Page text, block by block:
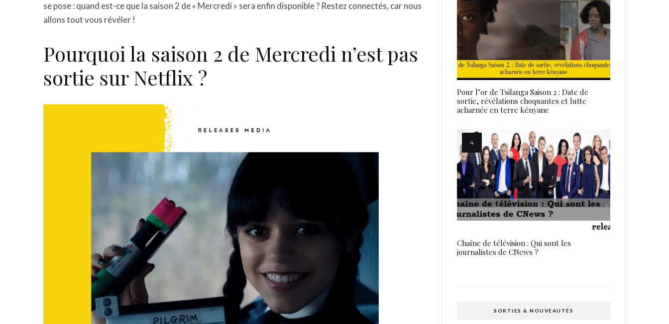
se pose : quand est-ce que la saison 2 de « Mercredi » sera enfin disponible ? Restez connectés, car nous
allons tout vous révéler !
Pourquoi la saison 2 de Mercredi n’est pas
sortie sur Netflix ?
Pour l’or de Tsilanga Saison 2 : Date de
sortie, révélations choquantes et lutte
acharnée en terre kényane
Chaîne de télévision : Qui sont les
journalistes de CNews ?
SORTIES & NOUVEAUTÉS